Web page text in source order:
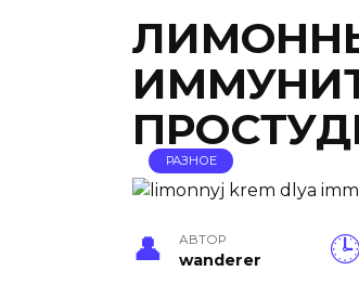
РАЗНОЕ
АВТОР
wanderer